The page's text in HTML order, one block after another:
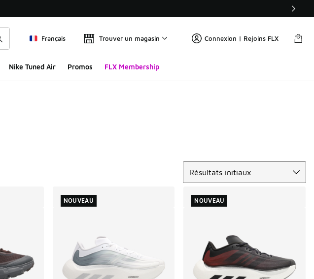
Français Trouver un magasin Connexion | Rejoins FLX
Nike Tuned Air Promos FLX Membership
Résultats initiaux
NOUVEAU NOUVEAU